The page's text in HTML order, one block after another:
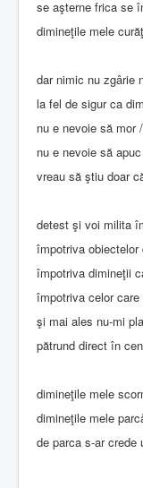
se aşterne frica se
dimineţile mele
dar nimic nu zgârie
la fel de sigur ca
nu e nevoie să mor
nu e nevoie să
vreau să ştiu doar
detest şi voi milita
împotriva obiectelor
împotriva dimineţii
împotriva celor
şi mai ales nu-mi
pătrund direct în
dimineţile mele
dimineţile mele
de parca s-ar crede